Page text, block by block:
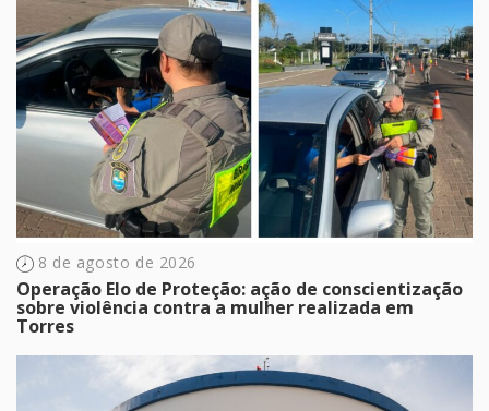
8 de agosto de 2026
Operação Elo de Proteção: ação de conscientização
sobre violência contra a mulher realizada em
Torres